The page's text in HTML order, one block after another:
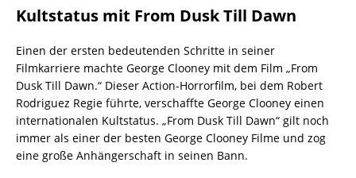
Kultstatus mit From Dusk Till Dawn
Einen der ersten bedeutenden Schritte in seiner
Filmkarriere machte George Clooney mit dem Film „From
Dusk Till Dawn.“ Dieser Action-Horrorfilm, bei dem Robert
Rodriguez Regie führte, verschaffte George Clooney einen
internationalen Kultstatus. „From Dusk Till Dawn“ gilt noch
immer als einer der besten George Clooney Filme und zog
eine große Anhängerschaft in seinen Bann.